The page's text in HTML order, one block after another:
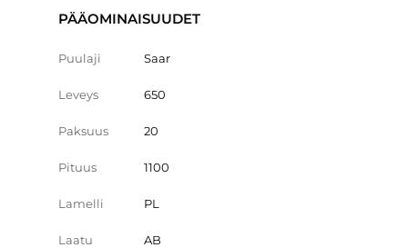
PÄÄOMINAISUUDET
Puulaji Saar
Leveys 650
Paksuus 20
Pituus 1100
Lamelli PL
Laatu AB